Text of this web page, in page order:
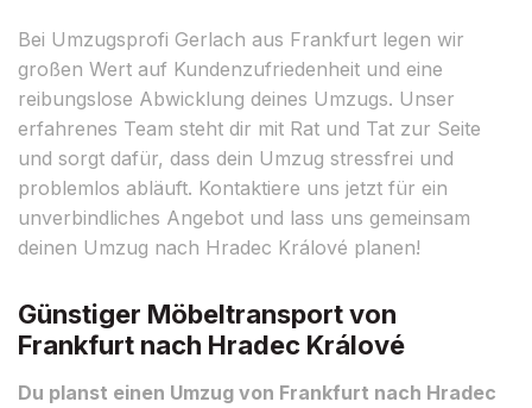
Bei Umzugsprofi Gerlach aus Frankfurt legen wir
großen Wert auf Kundenzufriedenheit und eine
reibungslose Abwicklung deines Umzugs. Unser
erfahrenes Team steht dir mit Rat und Tat zur Seite
und sorgt dafür, dass dein Umzug stressfrei und
problemlos abläuft. Kontaktiere uns jetzt für ein
unverbindliches Angebot und lass uns gemeinsam
deinen Umzug nach Hradec Králové planen!
Günstiger Möbeltransport von
Frankfurt nach Hradec Králové
Du planst einen Umzug von Frankfurt nach Hradec